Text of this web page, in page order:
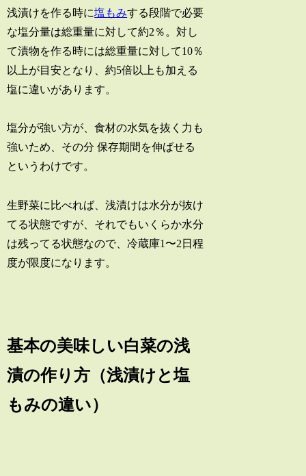
浅漬けを作る時に塩もみする段階で必要
な塩分量は総重量に対して約2％。対し
て漬物を作る時には総重量に対して10％
以上が目安となり、約5倍以上も加える
塩に違いがあります。
塩分が強い方が、食材の水気を抜く力も
強いため、その分 保存期間を伸ばせる
というわけです。
生野菜に比べれば、浅漬けは水分が抜け
てる状態ですが、それでもいくらか水分
は残ってる状態なので、冷蔵庫1〜2日程
度が限度になります。
基本の美味しい白菜の浅
漬の作り方（浅漬けと塩
もみの違い）